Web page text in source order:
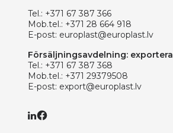
Tel.: +371 67 387 366
Mob.tel.: +371 28 664 918
E-post: europlast@europlast.lv
Försäljningsavdelning: exportera
Tel.: +371 67 387 368
Mob.tel.: +371 29379508
E-post: export@europlast.lv